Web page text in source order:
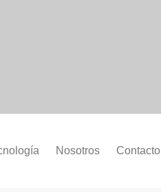
Nosotros Contacto